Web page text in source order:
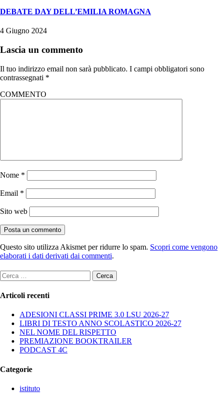
DEBATE DAY DELL’EMILIA ROMAGNA
4 Giugno 2024
Lascia un commento
Il tuo indirizzo email non sarà pubblicato. I campi obbligatori sono
contrassegnati *
COMMENTO
Nome *
Email *
Sito web
Questo sito utilizza Akismet per ridurre lo spam. Scopri come vengono
elaborati i dati derivati dai commenti.
Ricerca
per:
Articoli recenti
ADESIONI CLASSI PRIME 3.0 LSU 2026-27
LIBRI DI TESTO ANNO SCOLASTICO 2026-27
NEL NOME DEL RISPETTO
PREMIAZIONE BOOKTRAILER
PODCAST 4C
Categorie
istituto